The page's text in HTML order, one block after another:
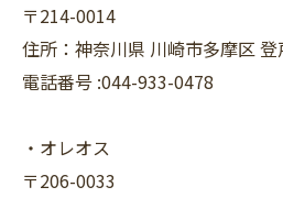
〒214-0014
住所：神奈川県 川崎市多摩区
電話番号 :044-933-0478
・オレオス
〒206-0033